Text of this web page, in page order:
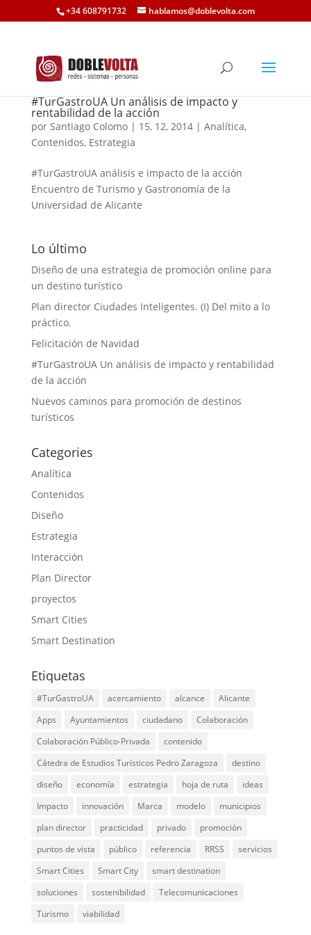
+34 608791732 hablamos@doblevolta.com
#TurGastroUA Un análisis de impacto y
rentabilidad de la acción
por Santiago Colomo| 15, 12, 2014| Analítica,
Contenidos, Estrategia
#TurGastroUA análisis e impacto de la acción
Encuentro de Turismo y Gastronomía de la
Universidad de Alicante
Lo último
Diseño de una estrategia de promoción online para
un destino turístico
Plan director Ciudades Inteligentes. (I) Del mito a lo
práctico.
Felicitación de Navidad
#TurGastroUA Un análisis de impacto y rentabilidad
de la acción
Nuevos caminos para promoción de destinos
turísticos
Categories
Analítica
Contenidos
Diseño
Estrategia
Interacción
Plan Director
proyectos
Smart Cities
Smart Destination
Etiquetas
#TurGastroUA acercamiento alcance
Alicante
Apps
Ayuntamientos ciudadano
Colaboración
Colaboración Público-Privada
contenido
Cátedra de Estudios Turísticos Pedro Zaragoza
destino
diseño
economía estrategia hoja de ruta
ideas
Impacto
innovación Marca modelo
municipios
plan director
practicidad privado
promoción
puntos de vista
público referencia RRSS
servicios
Smart Cities
Smart City
smart destination
soluciones
sostenibilidad
Telecomunicaciones
Turismo
viabilidad